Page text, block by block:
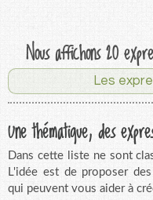
Nous affichons 20
Les
Une thématique, des
Dans cette liste ne sont
L'idée est de proposer
qui peuvent vous aider à